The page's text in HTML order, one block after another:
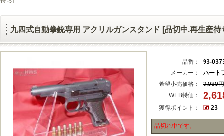
九四式自動拳銃専用 アクリルガンスタンド [品切中.再生産待
品番：
93-
メーカー：
ハート
希望小売価格：
3,080円
WEB特価：
獲得ポイント： 23
品切れ中です。